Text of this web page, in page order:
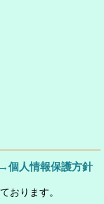
→個人情報保護方針
おります。